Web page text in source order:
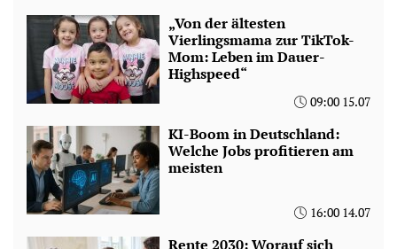
„Von der ältesten
Vierlingsmama zur TikTok-
Mom: Leben im Dauer-
Highspeed“
09:00 15.07
KI-Boom in Deutschland:
Welche Jobs profitieren am
meisten
16:00 14.07
Rente 2030: Worauf sich